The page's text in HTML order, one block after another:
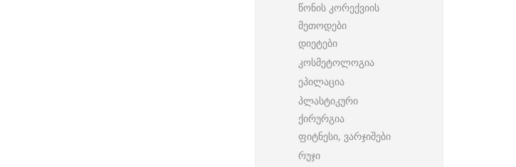
წონის კორექვიის
მეთოდები
დიეტები
კოსმეტოლოგია
ეპილაცია
პლასტიკური
ქირურგია
ფიტნესი, ვარჯიშები
რუჯი